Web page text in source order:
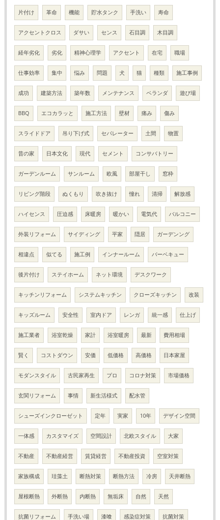
片付け 革命 機能 貯水タンク 手洗い 寿命
アクセントクロス ダサい センス 石目調 木目調
経年劣化 劣化 精神心理学 アクセント 在宅 職場
仕事効率 集中 悩み 問題 犬 猫 種類 施工事例
成功 建築方法 築年数 メンテナンス ベランダ 遊び場
BBQ エコカラッと 施工方法 壁材 痛み 傷み
スライドドア 吊り下げ式 セパレーター 土間 物置
昔の家 日本文化 現代 セメント コンサバトリー
ガーデンルーム サンルーム 欧風 部屋干し 窓枠
リビング階段 ぬくもり 吹き抜け 憧れ 清掃 解放感
ハイセンス 圧迫感 床暖房 暖かい 電気代 バルコニー
外装リフォーム サイディング 平家 隠居 ガーデンング
相違点 似てる 施工例 インナールーム バーベキュー
後片付け ステイホーム ネット環境 デスクワーク
キッチンリフォーム システムキッチン クローズキッチン 改装
キッズルーム 安全性 室内ドア レンガ 統一感 仕上げ
施工業者 浴室乾燥 家計 浴室暖房 最新 費用相場
賢く コストダウン 安価 低価格 高価格 日本家屋
モダンスタイル 古民家再生 プロ コロナ対策 市場価格
玄関リフォーム 事情 新生活様式 配水管
シューズインクローゼット 定年 実家 10年 デザイン空間
一体感 カスタマイズ 空間設計 北欧スタイル 大家
不動産 不動産経営 賃貸経営 不動産投資 空室対策
家族構成 珪藻土 断熱対策 断熱方法 冷房 天井断熱
屋根断熱 外断熱 内断熱 無垢床 自然 天然
抗菌リフォーム 手洗い場 漆喰 感染症対策 抗菌対策